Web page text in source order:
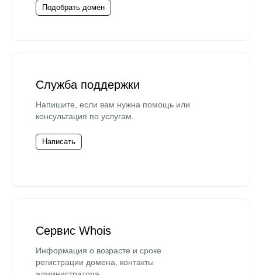
Подобрать домен
Служба поддержки
Напишите, если вам нужна помощь или
консультация по услугам.
Написать
Сервис Whois
Информация о возрасте и сроке
регистрации домена, контакты